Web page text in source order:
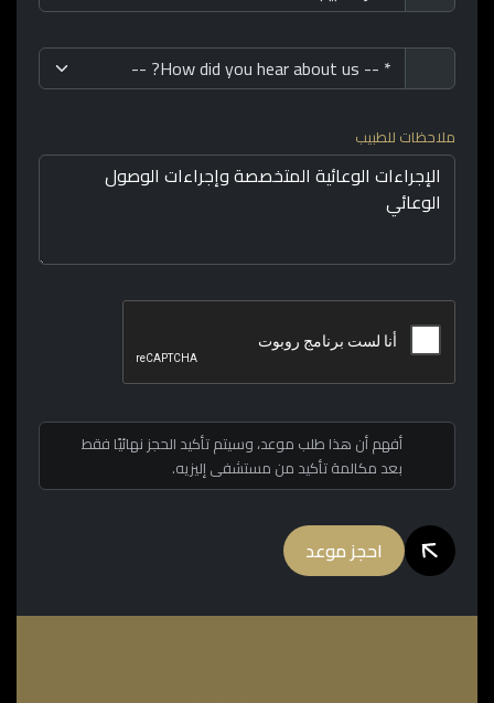
ملاحظات للطبيب
أفهم أن هذا طلب موعد، وسيتم تأكيد الحجز نهائيًا فقط
بعد مكالمة تأكيد من مستشفى إليزيه.
احجز موعد